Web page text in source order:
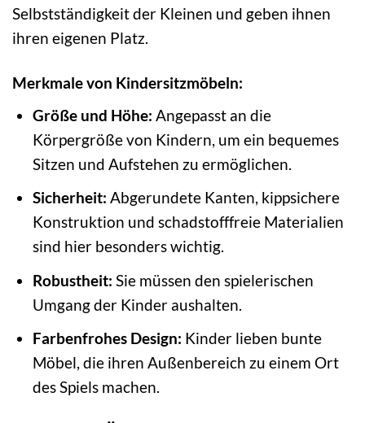
Selbstständigkeit der Kleinen und geben ihnen
ihren eigenen Platz.
Merkmale von Kindersitzmöbeln:
Größe und Höhe: Angepasst an die
Körpergröße von Kindern, um ein bequemes
Sitzen und Aufstehen zu ermöglichen.
Sicherheit: Abgerundete Kanten, kippsichere
Konstruktion und schadstofffreie Materialien
sind hier besonders wichtig.
Robustheit: Sie müssen den spielerischen
Umgang der Kinder aushalten.
Farbenfrohes Design: Kinder lieben bunte
Möbel, die ihren Außenbereich zu einem Ort
des Spiels machen.